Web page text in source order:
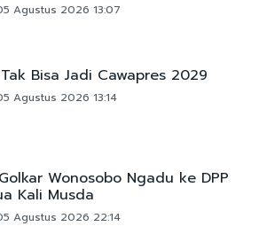
Agustus 2026 13:07
Bisa Jadi Cawapres 2029
Agustus 2026 13:14
Wonosobo Ngadu ke DPP
Kali Musda
Agustus 2026 22:14